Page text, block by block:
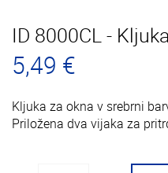
ID 8000CL -
5,49 €
Kljuka za okna v srebrni
Priložena dva vijaka za